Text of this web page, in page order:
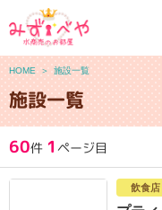
HOME ＞ 施設一覧
施設一覧
60件 1 ページ目
飲食店